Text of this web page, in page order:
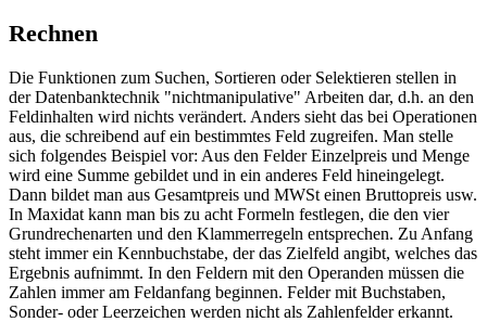
Rechnen
Die Funktionen zum Suchen, Sortieren oder Selektieren stellen in
der Datenbanktechnik "nichtmanipulative" Arbeiten dar, d.h. an den
Feldinhalten wird nichts verändert. Anders sieht das bei Operationen
aus, die schreibend auf ein bestimmtes Feld zugreifen. Man stelle
sich folgendes Beispiel vor: Aus den Felder Einzelpreis und Menge
wird eine Summe gebildet und in ein anderes Feld hineingelegt.
Dann bildet man aus Gesamtpreis und MWSt einen Bruttopreis usw.
In Maxidat kann man bis zu acht Formeln festlegen, die den vier
Grundrechenarten und den Klammerregeln entsprechen. Zu Anfang
steht immer ein Kennbuchstabe, der das Zielfeld angibt, welches das
Ergebnis aufnimmt. In den Feldern mit den Operanden müssen die
Zahlen immer am Feldanfang beginnen. Felder mit Buchstaben,
Sonder- oder Leerzeichen werden nicht als Zahlenfelder erkannt.